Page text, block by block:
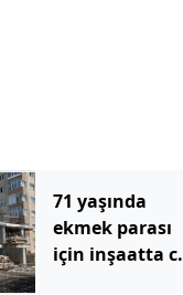
71 yaşında
ekmek parası
için inşaatta